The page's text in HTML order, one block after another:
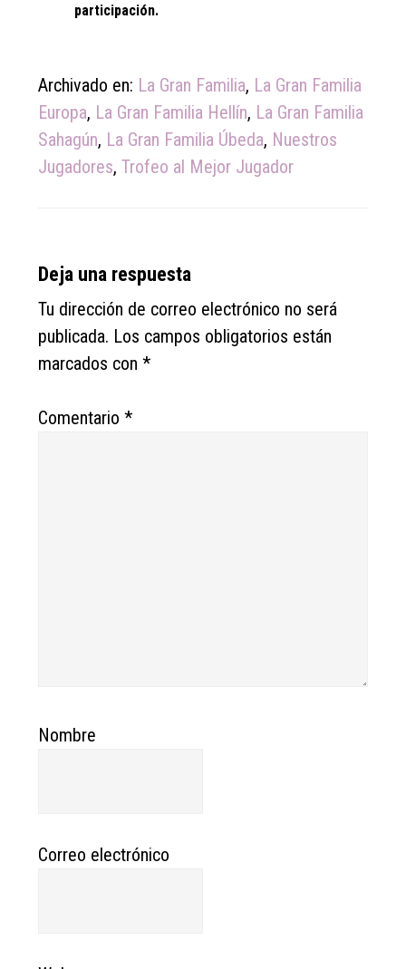
participación.
Archivado en: La Gran Familia, La Gran Familia
Europa, La Gran Familia Hellín, La Gran Familia
Sahagún, La Gran Familia Úbeda, Nuestros
Jugadores,Trofeo al Mejor Jugador
Reader
Interactions
Deja una respuesta
Tu dirección de correo electrónico no será
publicada. Los campos obligatorios están
marcados con*
Comentario*
Nombre
Correo electrónico